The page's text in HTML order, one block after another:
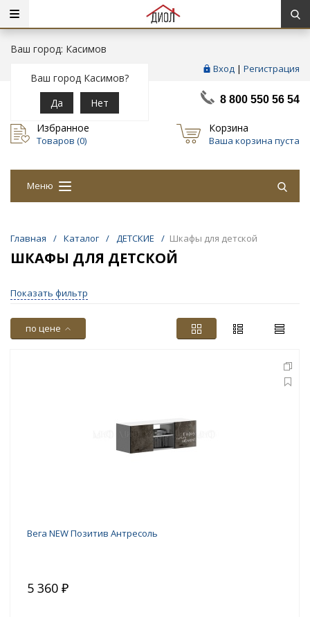
Ваш город: Касимов
Ваш город Касимов?
Да
Нет
Вход | Регистрация
8 800 550 56 54
Избранное
Товаров (0)
Корзина
Ваша корзина пуста
Меню
Главная / Каталог / ДЕТСКИЕ / Шкафы для детской
ШКАФЫ ДЛЯ ДЕТСКОЙ
Показать фильтр
по цене
Вега NEW Позитив Антресоль
5 360 ₽